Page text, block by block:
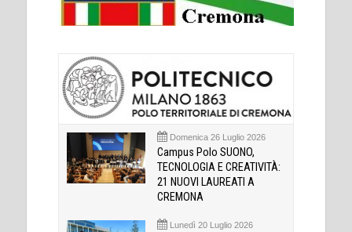
Domenica 26 Luglio 2026
Campus Polo SUONO,
TECNOLOGIA E CREATIVITÀ:
21 NUOVI LAUREATI A
CREMONA
Lunedì 20 Luglio 2026